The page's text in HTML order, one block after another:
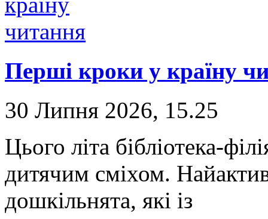
Перші кроки у країну
30 Липня 2026, 15.25
Цього літа бібліотека-
дитячим сміхом.
дошкільнята, які із